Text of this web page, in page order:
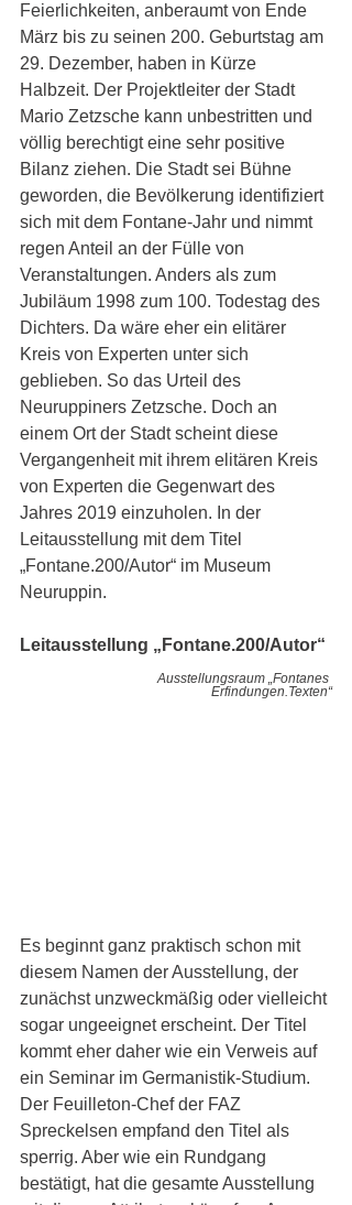
Feierlichkeiten, anberaumt von Ende
März bis zu seinen 200. Geburtstag am
29. Dezember, haben in Kürze
Halbzeit. Der Projektleiter der Stadt
Mario Zetzsche kann unbestritten und
völlig berechtigt eine sehr positive
Bilanz ziehen. Die Stadt sei Bühne
geworden, die Bevölkerung identifiziert
sich mit dem Fontane-Jahr und nimmt
regen Anteil an der Fülle von
Veranstaltungen. Anders als zum
Jubiläum 1998 zum 100. Todestag des
Dichters. Da wäre eher ein elitärer
Kreis von Experten unter sich
geblieben. So das Urteil des
Neuruppiners Zetzsche. Doch an
einem Ort der Stadt scheint diese
Vergangenheit mit ihrem elitären Kreis
von Experten die Gegenwart des
Jahres 2019 einzuholen. In der
Leitausstellung mit dem Titel
„Fontane.200/Autor“ im Museum
Neuruppin.
Leitausstellung „Fontane.200/Autor“
Ausstellungsraum „Fontanes
Erfindungen.Texten“
Es beginnt ganz praktisch schon mit
diesem Namen der Ausstellung, der
zunächst unzweckmäßig oder vielleicht
sogar ungeeignet erscheint. Der Titel
kommt eher daher wie ein Verweis auf
ein Seminar im Germanistik-Studium.
Der Feuilleton-Chef der FAZ
Spreckelsen empfand den Titel als
sperrig. Aber wie ein Rundgang
bestätigt, hat die gesamte Ausstellung